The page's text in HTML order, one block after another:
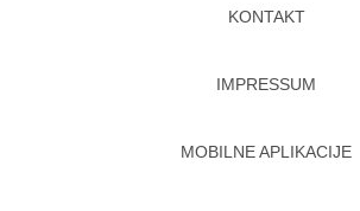
KONTAKT
IMPRESSUM
MOBILNE APLIKACIJE